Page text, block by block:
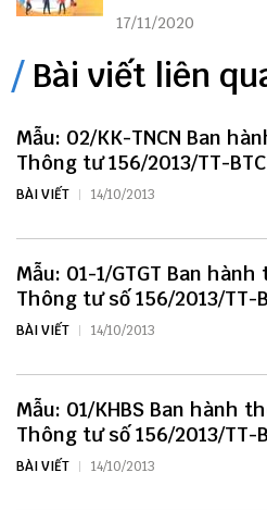
17/11/2020
Bài viết liên
Mẫu: 02/KK-TNCN Ban
Thông tư 156/2013/TT-BTC
BÀI VIẾT 14/10/2013
Mẫu: 01-1/GTGT Ban hành
Thông tư số 156/2013/TT-
BÀI VIẾT 14/10/2013
Mẫu: 01/KHBS Ban hành
Thông tư số 156/2013/TT-
BÀI VIẾT 14/10/2013